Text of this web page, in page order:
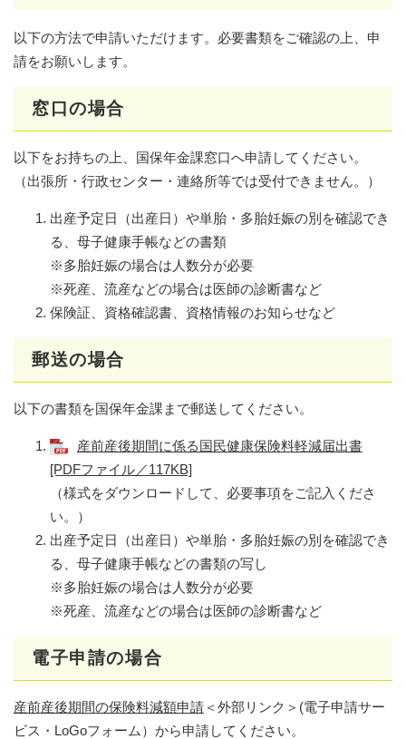
以下の方法で申請いただけます。必要書類をご確認の上、申
請をお願いします。
窓口の場合
以下をお持ちの上、国保年金課窓口へ申請してください。
（出張所・行政センター・連絡所等では受付できません。）
出産予定日（出産日）や単胎・多胎妊娠の別を確認でき
る、母子健康手帳などの書類
※多胎妊娠の場合は人数分が必要
※死産、流産などの場合は医師の診断書など
保険証、資格確認書、資格情報のお知らせなど
郵送の場合
以下の書類を国保年金課まで郵送してください。
産前産後期間に係る国民健康保険料軽減届出書
[PDFファイル／117KB]
（様式をダウンロードして、必要事項をご記入くださ
い。）
出産予定日（出産日）や単胎・多胎妊娠の別を確認でき
る、母子健康手帳などの書類の写し
※多胎妊娠の場合は人数分が必要
※死産、流産などの場合は医師の診断書など
電子申請の場合
産前産後期間の保険料減額申請 ＜外部リンク＞ (電子申請サー
ビス・LoGoフォーム）から申請してください。